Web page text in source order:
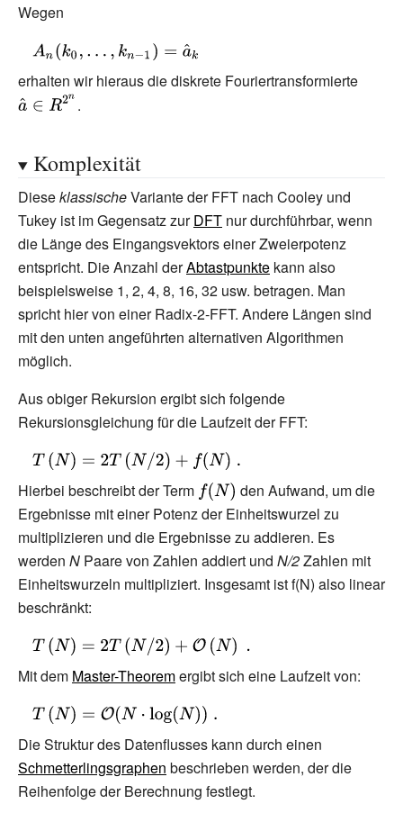
}2^{n-1-\nu }}
(j=0,\ldots
,2^{n}-1)}
,j_{n-1})=\sum
_{j_{r}=0}^{1}A_{r}
(k_{0},\ldots ,k_{r-
1},j_{r},\ldots ,j_{n-
1})\cdot
1-r}\cdot
(k_{r}2^{r}+\ldots
+k_{0}2^{0})}}
Wegen
{\displaystyle
A_{n}
(k_{0},\ldots
erhalten wir hieraus die diskrete Fouriertransformierte
.
Komplexität
DieseklassischeVariante der FFT nach Cooley und
Tukey ist im Gegensatz zurDFT nur durchführbar, wenn
die Länge des Eingangsvektors einer Zweierpotenz
entspricht. Die Anzahl derAbtastpunkte kann also
beispielsweise 1, 2, 4, 8, 16, 32 usw. betragen. Man
spricht hier von einer Radix-2-FFT. Andere Längen sind
mit den unten angeführten alternativen Algorithmen
möglich.
Aus obiger Rekursion ergibt sich folgende
Rekursionsgleichung für die Laufzeit der FFT:
{\displaystyle
T\left(N\right)=2T\left(N/2\right)+f(N)\;.}
Hierbei beschreibt der Term {\displaystyle
f(N)}
den Aufwand, um die
Ergebnisse mit einer Potenz der Einheitswurzel zu
multiplizieren und die Ergebnisse zu addieren. Es
werden N Paare von Zahlen addiert und N/2Zahlen mit
Einheitswurzeln multipliziert. Insgesamt ist f(N) also linear
beschränkt:
{\displaystyle
T\left(N\right)=2T\left(N/2\right)+
Mit dem Master-Theoremergibt sich eine Laufzeit von:
{\displaystyle
T\left(N\right)=
{\mathcal {O}}
(N\cdot
Die Struktur des Datenflusses kann durch einen
Schmetterlingsgraphen beschrieben werden, der die
Reihenfolge der Berechnung festlegt.